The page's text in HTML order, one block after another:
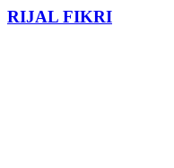
RIJAL FIKRI